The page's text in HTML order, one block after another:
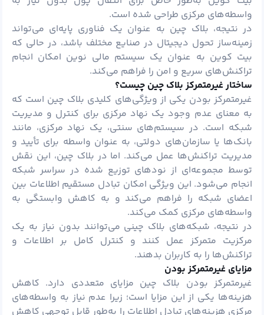
واسطه‌های مرکزی طراحی شده است.
در نتیجه، بلاک چین به عنوان یک فناوری پایه‌ای می‌تواند
زمینه‌ساز تحول دیجیتال در صنایع مختلف باشد، در حالی که
بیت کوین به عنوان یک سیستم مالی نوین امکان انجام
تراکنش‌های سریع و امن را فراهم می‌کند.
ساختار غیرمتمرکز بلاک چین چیست؟
غیرمتمرکز بودن یکی از ویژگی‌های کلیدی بلاک چین است که
به معنای عدم وجود یک نهاد مرکزی برای کنترل و مدیریت
شبکه است. در سیستم‌های سنتی، یک نهاد مرکزی، مانند
بانک‌ها یا سازمان‌های دولتی، به عنوان واسطه برای تأیید و
مدیریت تراکنش‌ها عمل می‌کند. اما در بلاک چین، این نقش
توسط مجموعه‌ای از نودهای توزیع شده در سراسر شبکه
انجام می‌شود. این ویژگی امکان تبادل مستقیم اطلاعات بین
اعضای شبکه را فراهم می‌کند و به کاهش وابستگی به
واسطه‌های مرکزی کمک می‌کند.
در نتیجه، شبکه‌های بلاک چینی می‌توانند بدون نیاز به یک
مرکزیت متمرکز عمل کنند و کنترل کامل بر اطلاعات و
تراکنش‌ها را به کاربران بدهند.
مزایای غیرمتمرکز بودن
غیرمتمرکز بودن بلاک چین مزایای متعددی دارد. کاهش
هزینه‌ها یکی از این مزایا است؛ زیرا عدم نیاز به واسطه‌های
مرکزی هزینه‌های تبادل اطلاعات را به‌طور قابل توجهی کاهش